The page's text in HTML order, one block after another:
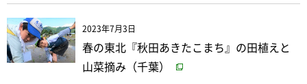
2023年7月3日
春の東北『秋田あきたこまち』の田植えと
山菜摘み（千葉）